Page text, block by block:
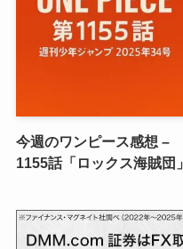
今週のワンピース感想 –
1155話「ロックス海賊団」